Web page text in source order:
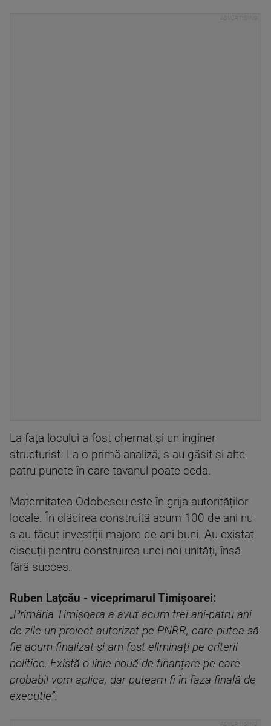
La fața locului a fost chemat și un inginer
structurist. La o primă analiză, s-au găsit și alte
patru puncte în care tavanul poate ceda.
Maternitatea Odobescu este în grija autorităților
locale. În clădirea construită acum 100 de ani nu
s-au făcut investiții majore de ani buni. Au existat
discuții pentru construirea unei noi unități, însă
fără succes.
Ruben Lațcău - viceprimarul Timișoarei:
„Primăria Timișoara a avut acum trei ani-patru ani
de zile un proiect autorizat pe PNRR, care putea să
fie acum finalizat și am fost eliminați pe criterii
politice. Există o linie nouă de finanțare pe care
probabil vom aplica, dar puteam fi în faza finală de
execuție”.